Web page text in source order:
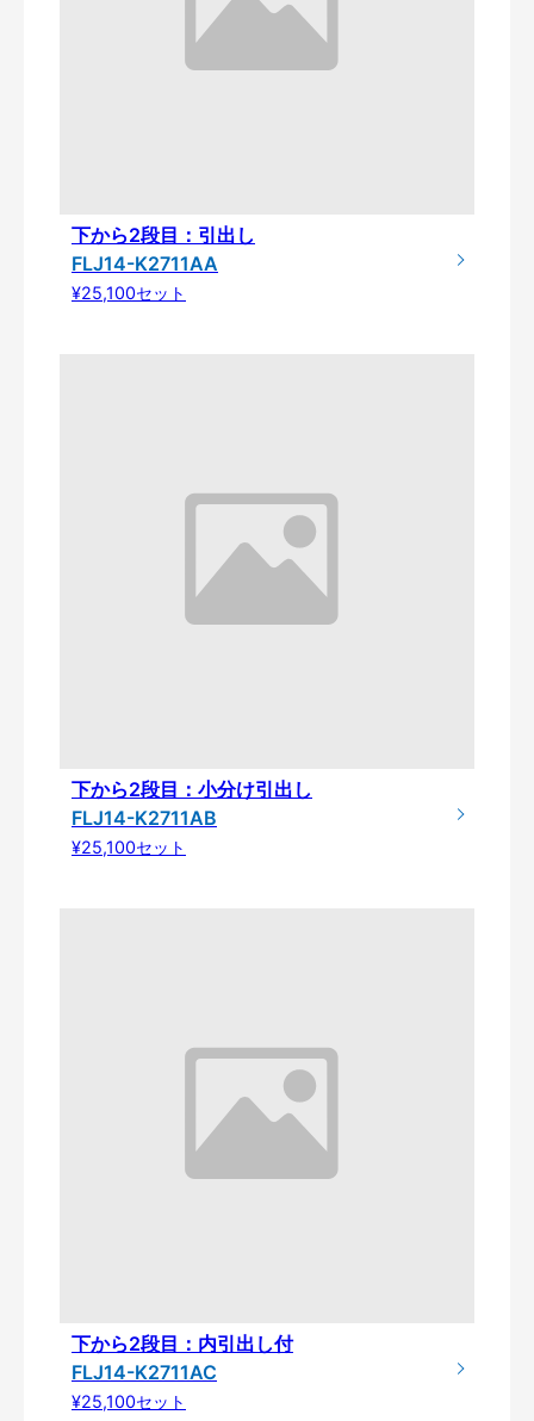
下から2段目：引出し
FLJ14-K2711AA
¥25,100セット
下から2段目：小分け引出し
FLJ14-K2711AB
¥25,100セット
下から2段目：内引出し付
FLJ14-K2711AC
¥25,100セット